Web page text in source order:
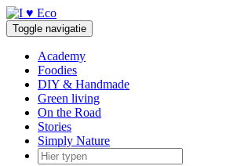
Doorgaan
naar
inhoud
Toggle navigatie
Academy
Foodies
DIY & Handmade
Green living
On the Road
Stories
Simply Nature